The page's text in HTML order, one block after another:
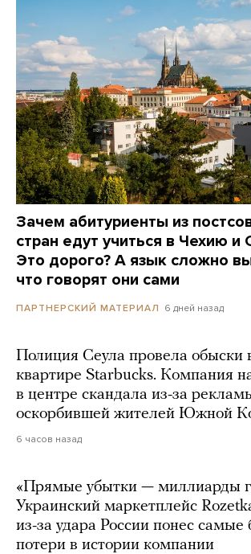
Зачем абитуриенты из
стран едут учиться в Чехию и
Это дорого? А язык сложно
что говорят они сами
ПАРТНЕРСКИЙ МАТЕРИАЛ 6 дней назад
Полиция Сеула провела обыски
квартире Starbucks. Компания
в центре скандала из-за
оскорбившей жителей Южной
6 часов назад
«Прямые убытки — миллиарды
Украинский маркетплейс
из-за удара России понес самые
потери в истории компании